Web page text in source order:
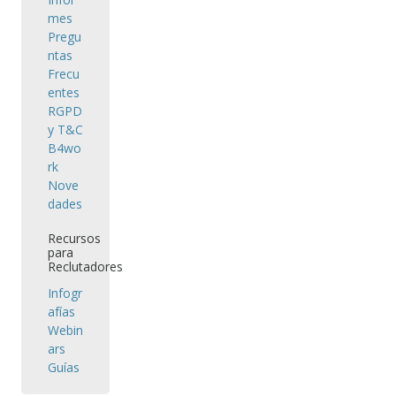
mes
Pregu
ntas
Frecu
entes
RGPD
y T&C
B4wo
rk
Nove
dades
Recursos
para
Reclutadores
Infogr
afías
Webin
ars
Guías